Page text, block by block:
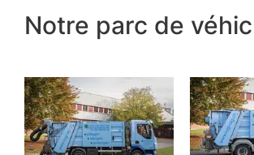
Notre parc de